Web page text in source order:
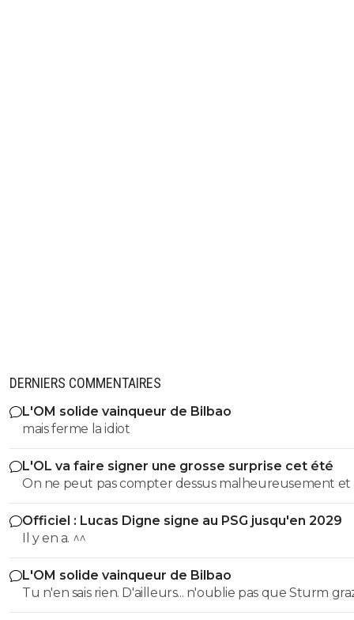
DERNIERS COMMENTAIRES
L'OM solide vainqueur de Bilbao
mais ferme la idiot
L'OL va faire signer une grosse surprise cet été
On ne peut pas compter dessus malheureusement et
son prêt ça a permis de prendre le latéral droit suisse.
Officiel : Lucas Digne signe au PSG jusqu'en 2029
Il y en a. ^^
L'OM solide vainqueur de Bilbao
Tu n'en sais rien. D'ailleurs... n'oublie pas que Sturm graz...
peut tout à fair renverser la vapeur et éliminer le